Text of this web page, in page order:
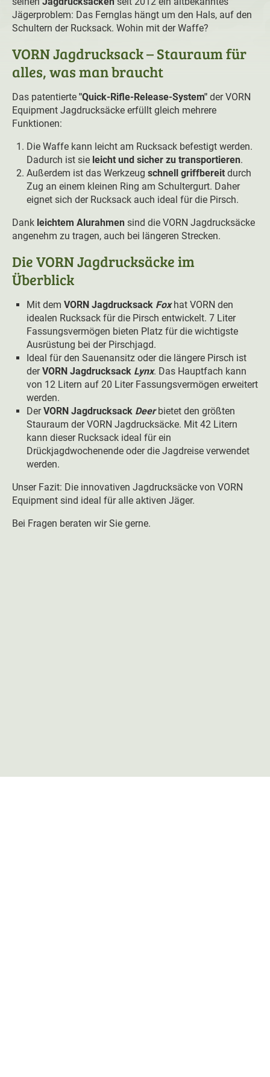
Jägerproblem: Das Fernglas hängt um den Hals, auf den
Schultern der Rucksack. Wohin mit der Waffe?
VORN Jagdrucksack – Stauraum für
alles, was man braucht
Das patentierte "Quick-Rifle-Release-System" der VORN
Equipment Jagdrucksäcke erfüllt gleich mehrere
Funktionen:
Die Waffe kann leicht am Rucksack befestigt werden.
Dadurch ist sie leicht und sicher zu transportieren.
Außerdem ist das Werkzeug schnell griffbereit durch
Zug an einem kleinen Ring am Schultergurt. Daher
eignet sich der Rucksack auch ideal für die Pirsch. ⁠
Dank leichtem Alurahmen sind die VORN Jagdrucksäcke
angenehm zu tragen, auch bei längeren Strecken.⁠
Die VORN Jagdrucksäcke im
Überblick
Mit dem VORN Jagdrucksack Fox hat VORN den
idealen Rucksack für die Pirsch entwickelt. 7 Liter
Fassungsvermögen bieten Platz für die wichtigste
Ausrüstung bei der Pirschjagd.
Ideal für den Sauenansitz oder die längere Pirsch ist
derVORN Jagdrucksack Lynx. Das Hauptfach kann
von 12 Litern auf 20 Liter Fassungsvermögen erweitert
werden.
DerVORN Jagdrucksack Deer bietet den größten
Stauraum der VORN Jagdrucksäcke. Mit 42 Litern
kann dieser Rucksack ideal für ein
Drückjagdwochenende oder die Jagdreise verwendet
werden.
Unser Fazit: Die innovativen Jagdrucksäcke von VORN
Equipment sind ideal für alle aktiven Jäger.
Bei Fragen beraten wir Sie gerne.